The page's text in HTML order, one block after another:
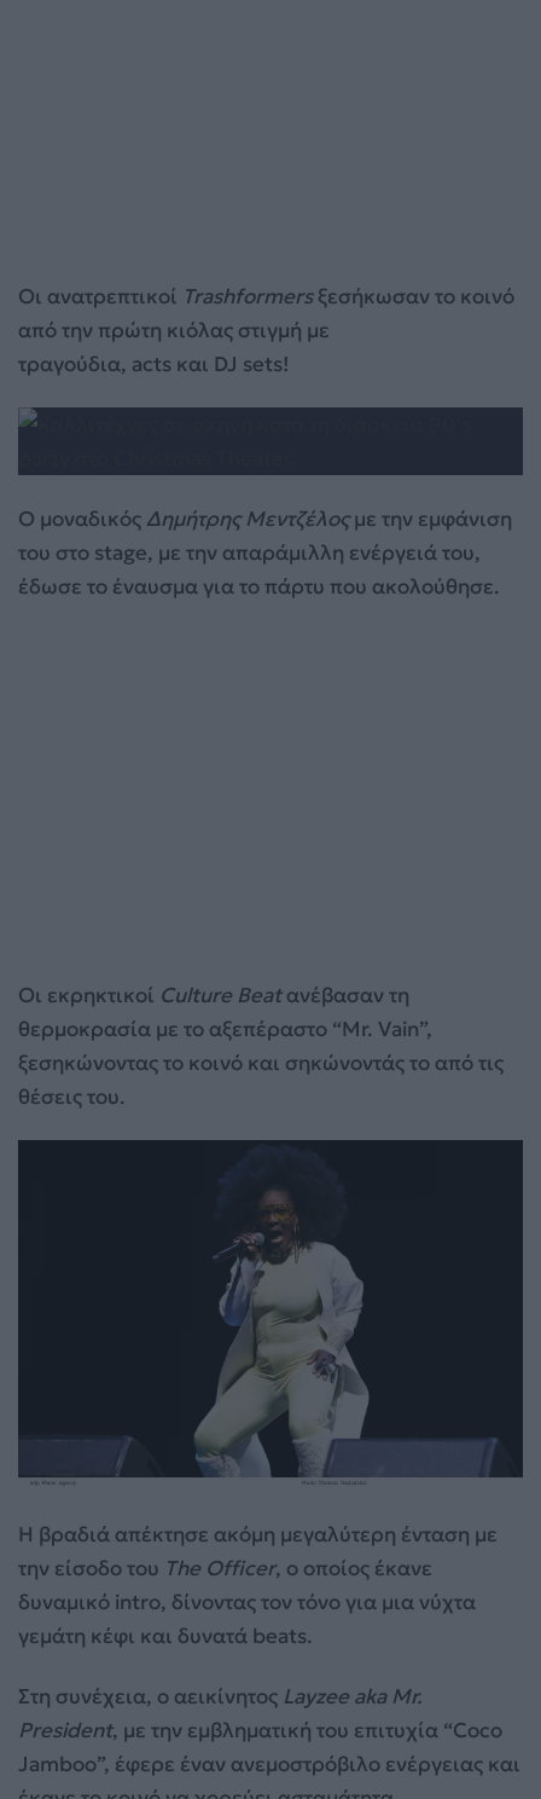
Οι ανατρεπτικοί Trashformersξεσήκωσαν το κοινό
από την πρώτη κιόλας στιγμή με
τραγούδια, acts και DJ sets!
Ο μοναδικός Δημήτρης Μεντζέλοςμε την εμφάνιση
του στο stage, με την απαράμιλλη ενέργειά του,
έδωσε το έναυσμα για το πάρτυ που ακολούθησε.
Οι εκρηκτικοί Culture Beatανέβασαν τη
θερμοκρασία με το αξεπέραστο “Mr. Vain”,
ξεσηκώνοντας το κοινό και σηκώνοντάς το από τις
θέσεις του.
H βραδιά απέκτησε ακόμη μεγαλύτερη ένταση με
την είσοδο του The Officer, ο οποίος έκανε
δυναμικό intro, δίνοντας τον τόνο για μια νύχτα
γεμάτη κέφι και δυνατά beats.
Στη συνέχεια, ο αεικίνητος Layzee aka Mr.
President, με την εμβληματική του επιτυχία “Coco
Jamboo”, έφερε έναν ανεμοστρόβιλο ενέργειας και